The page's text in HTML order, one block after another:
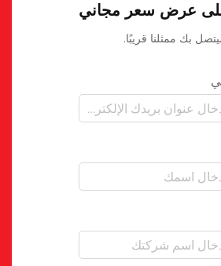
عرض سعر مجاني
بك ممثلنا قريبًا.